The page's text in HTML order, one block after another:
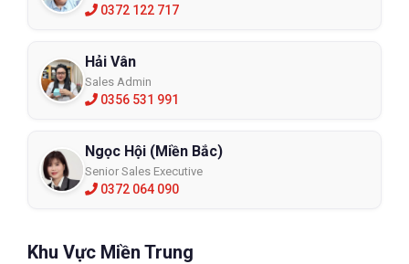
0372 122 717
Hải Vân
Sales Admin
0356 531 991
Ngọc Hội (Miền Bắc)
Senior Sales Executive
0372 064 090
Khu Vực Miền Trung